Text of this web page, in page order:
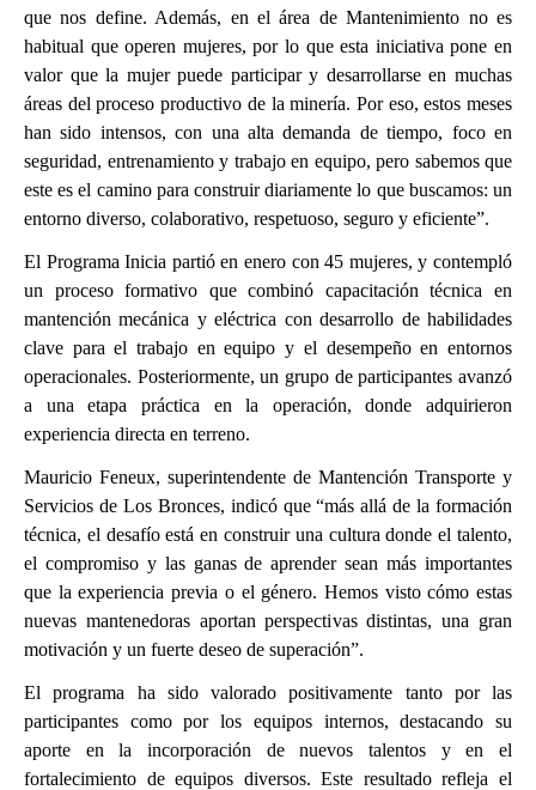
que nos define. Además, en el área de Mantenimiento no es
habitual que operen mujeres, por lo que esta iniciativa pone en
valor que la mujer puede participar y desarrollarse en muchas
áreas del proceso productivo de la minería. Por eso, estos meses
han sido intensos, con una alta demanda de tiempo, foco en
seguridad, entrenamiento y trabajo en equipo, pero sabemos que
este es el camino para construir diariamente lo que buscamos: un
entorno diverso, colaborativo, respetuoso, seguro y eficiente”.
El Programa Inicia partió en enero con 45 mujeres, y contempló
un proceso formativo que combinó capacitación técnica en
mantención mecánica y eléctrica con desarrollo de habilidades
clave para el trabajo en equipo y el desempeño en entornos
operacionales. Posteriormente, un grupo de participantes avanzó
a una etapa práctica en la operación, donde adquirieron
experiencia directa en terreno.
Mauricio Feneux, superintendente de Mantención Transporte y
Servicios de Los Bronces, indicó que “más allá de la formación
técnica, el desafío está en construir una cultura donde el talento,
el compromiso y las ganas de aprender sean más importantes
que la experiencia previa o el género. Hemos visto cómo estas
nuevas mantenedoras aportan perspectivas distintas, una gran
motivación y un fuerte deseo de superación”.
El programa ha sido valorado positivamente tanto por las
participantes como por los equipos internos, destacando su
aporte en la incorporación de nuevos talentos y en el
fortalecimiento de equipos diversos. Este resultado refleja el